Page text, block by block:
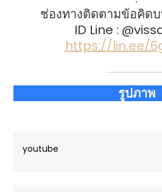
ช่องทางติดตามข้อคิด
ID Line :
https://lin.ee/
รูปภาพ
youtube